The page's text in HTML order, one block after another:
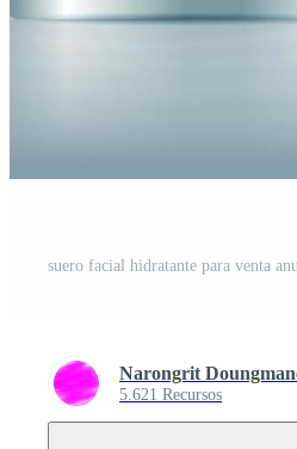
Narongrit
5.621 Recursos